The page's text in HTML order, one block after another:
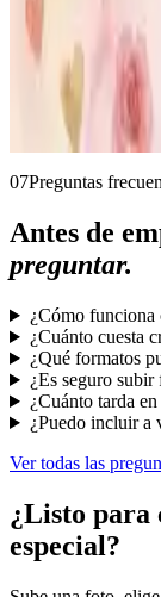
San Valentín
Sorprende a tu
protagonistas.
07Preguntas
Antes de
preguntar.
¿Cómo funciona
¿Cuánto cuesta
¿Qué formatos
¿Es seguro
¿Cuánto tarda
¿Puedo incluir a
Ver todas las
¿Listo para
especial?